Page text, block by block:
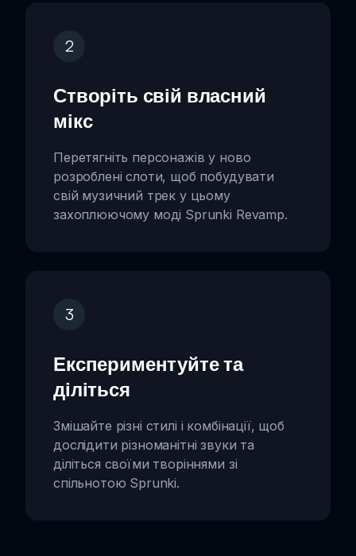
2
Створіть свій власний
мікс
Перетягніть персонажів у ново
розроблені слоти, щоб побудувати
свій музичний трек у цьому
захоплюючому моді Sprunki Revamp.
3
Експериментуйте та
діліться
Змішайте різні стилі і комбінації, щоб
дослідити різноманітні звуки та
діліться своїми творіннями зі
спільнотою Sprunki.